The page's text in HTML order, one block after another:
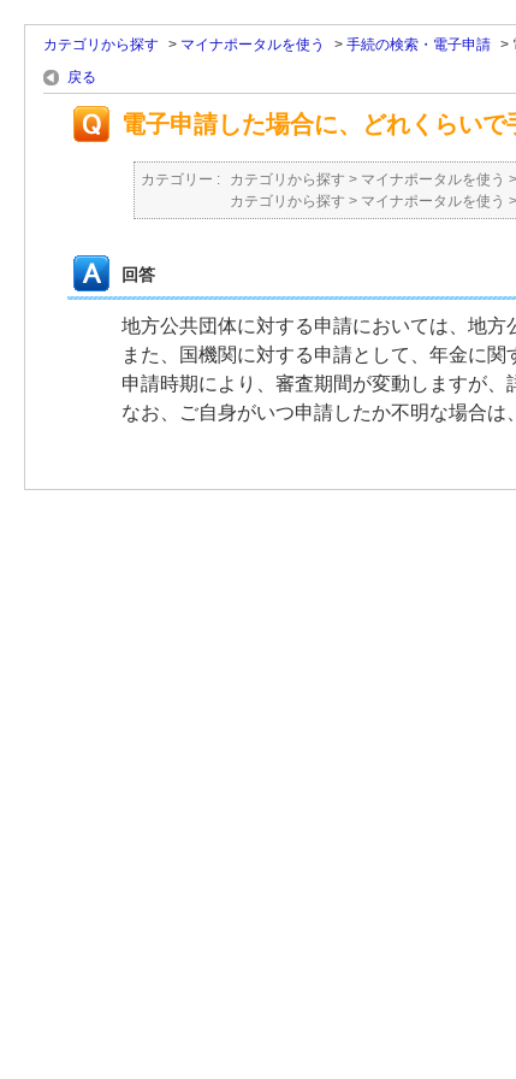
カテゴリから探す > マイナポータルを使う > 手続の検索・電子申請 >
戻る
電子申請した場合に、どれくらい
カテゴリー : カテゴリから探す > マイナポータルを使う >
カテゴリから探す > マイナポータルを使う >
回答
地方公共団体に対する申請においては、地方
また、国機関に対する申請として、年金に
申請時期により、審査期間が変動しますが、
なお、ご自身がいつ申請したか不明な場合は